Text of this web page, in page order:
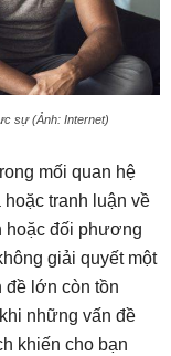
sự (Ảnh: Internet)
mối quan hệ
tranh luận về
hoặc đối phương
giải quyết một
đề lớn còn tồn
những vấn đề
khiến cho bạn